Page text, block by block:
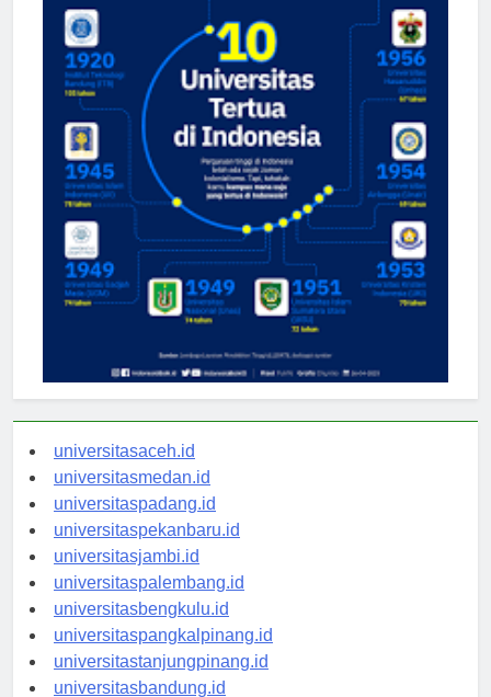
universitasaceh.id
universitasmedan.id
universitaspadang.id
universitaspekanbaru.id
universitasjambi.id
universitaspalembang.id
universitasbengkulu.id
universitaspangkalpinang.id
universitastanjungpinang.id